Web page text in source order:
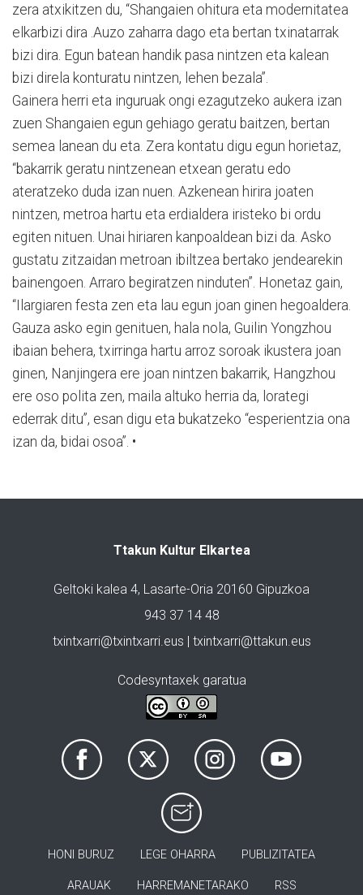
zera atxikitzen du, “Shangaien ohitura eta modernitatea
elkarbizi dira .Auzo zaharra dago eta bertan txinatarrak
bizi dira. Egun batean handik pasa nintzen eta kalean
bizi direla konturatu nintzen, lehen bezala”.
Gainera herri eta inguruak ongi ezagutzeko aukera izan
zuen Shangaien egun gehiago geratu baitzen, bertan
semea lanean du eta. Zera kontatu digu egun horietaz,
“bakarrik geratu nintzenean etxean geratu edo
ateratzeko duda izan nuen. Azkenean hirira joaten
nintzen, metroa hartu eta erdialdera iristeko bi ordu
egiten nituen. Unai hiriaren kanpoaldean bizi da. Asko
gustatu zitzaidan metroan ibiltzea bertako jendearekin
bainengoen. Arraro begiratzen ninduten”. Honetaz gain,
“Ilargiaren festa zen eta lau egun joan ginen hegoaldera.
Gauza asko egin genituen, hala nola, Guilin Yongzhou
ibaian behera, txirringa hartu arroz soroak ikustera joan
ginen, Nanjingera ere joan nintzen bakarrik, Hangzhou
ere oso polita zen, maila altuko herria da, lorategi
ederrak ditu”, esan digu eta bukatzeko “esperientzia ona
izan da, bidai osoa”. •
Ttakun Kultur Elkartea
Geltoki kalea 4, Lasarte-Oria 20160 Gipuzkoa
943 37 14 48
txintxarri@txintxarri.eus | txintxarri@ttakun.eus
Codesyntaxek garatua
HONI BURUZ LEGE OHARRA PUBLIZITATEA
ARAUAK HARREMANETARAKO RSS